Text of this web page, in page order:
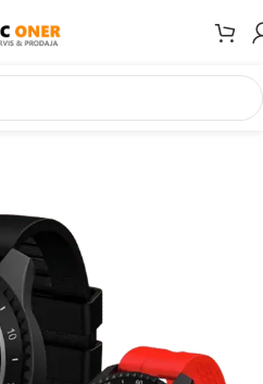
Pametni satovi